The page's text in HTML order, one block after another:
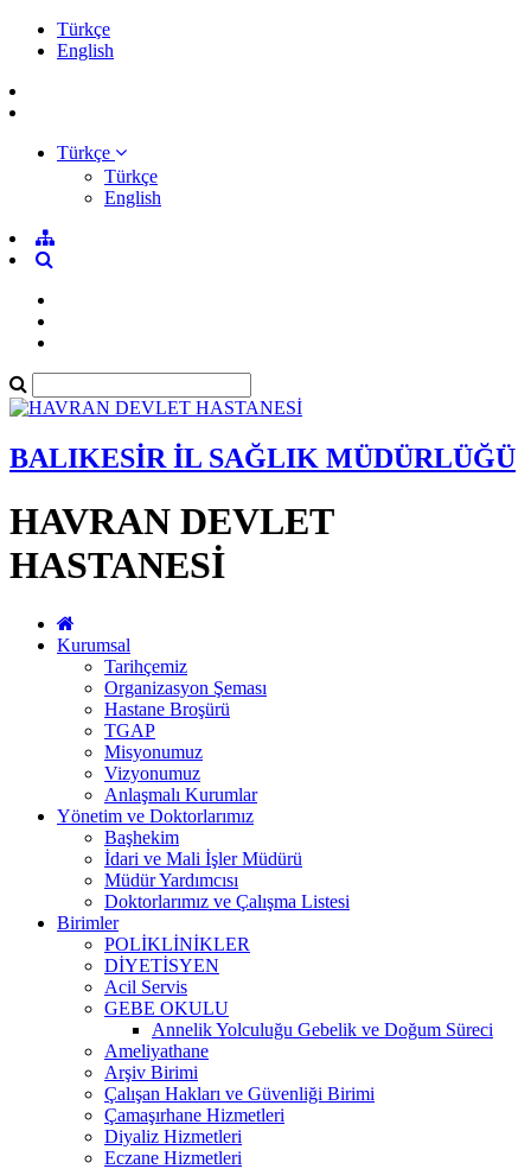
Türkçe
English
Türkçe
Türkçe
English
BALIKESİR İL SAĞLIK MÜDÜRLÜĞÜ
HAVRAN DEVLET
HASTANESİ
Kurumsal
Tarihçemiz
Organizasyon Şeması
Hastane Broşürü
TGAP
Misyonumuz
Vizyonumuz
Anlaşmalı Kurumlar
Yönetim ve Doktorlarımız
Başhekim
İdari ve Mali İşler Müdürü
Müdür Yardımcısı
Doktorlarımız ve Çalışma Listesi
Birimler
POLİKLİNİKLER
DİYETİSYEN
Acil Servis
GEBE OKULU
Annelik Yolculuğu Gebelik ve Doğum Süreci
Ameliyathane
Arşiv Birimi
Çalışan Hakları ve Güvenliği Birimi
Çamaşırhane Hizmetleri
Diyaliz Hizmetleri
Eczane Hizmetleri